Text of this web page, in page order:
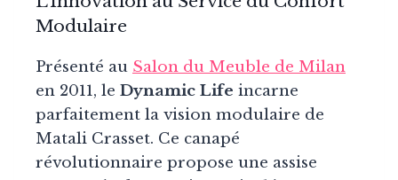
Modulaire
Présenté au Salon du Meuble de Milan
en 2011, le Dynamic Life incarne
parfaitement la vision modulaire de
Matali Crasset. Ce canapé
révolutionnaire propose une assise